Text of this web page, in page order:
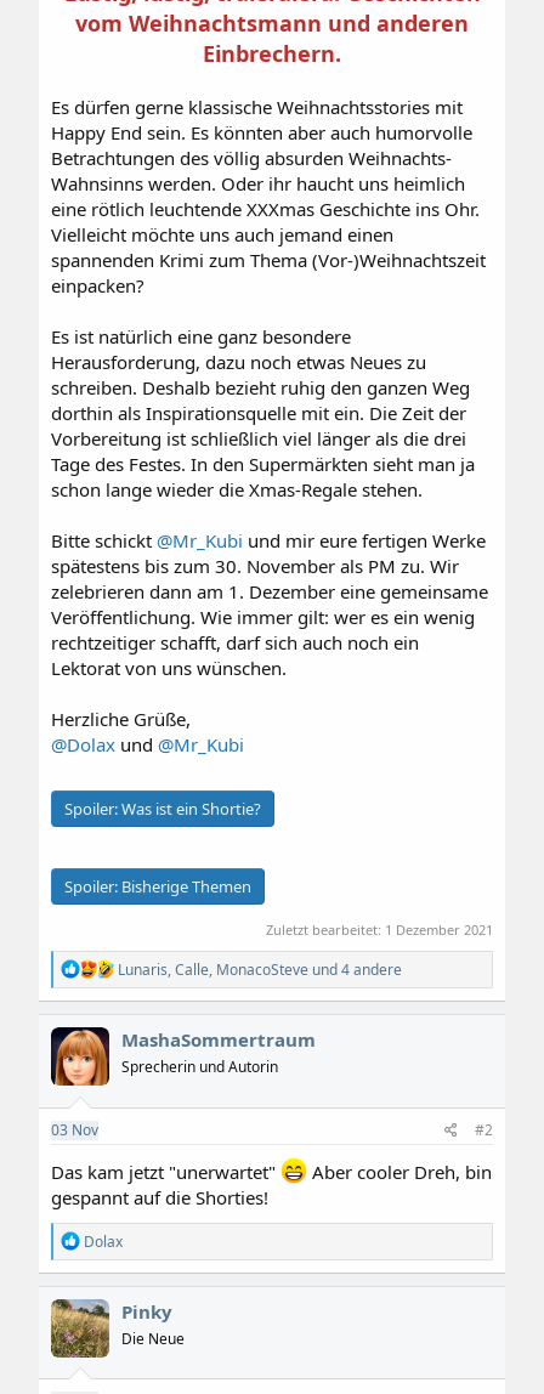
vom Weihnachtsmann und anderen
Einbrechern.
Es dürfen gerne klassische Weihnachtsstories mit
Happy End sein. Es könnten aber auch humorvolle
Betrachtungen des völlig absurden Weihnachts-
Wahnsinns werden. Oder ihr haucht uns heimlich
eine rötlich leuchtende XXXmas Geschichte ins Ohr.
Vielleicht möchte uns auch jemand einen
spannenden Krimi zum Thema (Vor-)Weihnachtszeit
einpacken?
Es ist natürlich eine ganz besondere
Herausforderung, dazu noch etwas Neues zu
schreiben. Deshalb bezieht ruhig den ganzen Weg
dorthin als Inspirationsquelle mit ein. Die Zeit der
Vorbereitung ist schließlich viel länger als die drei
Tage des Festes. In den Supermärkten sieht man ja
schon lange wieder die Xmas-Regale stehen.
Bitte schickt @Mr_Kubi und mir eure fertigen Werke
spätestens bis zum 30. November als PM zu. Wir
zelebrieren dann am 1. Dezember eine gemeinsame
Veröffentlichung. Wie immer gilt: wer es ein wenig
rechtzeitiger schafft, darf sich auch noch ein
Lektorat von uns wünschen.
Herzliche Grüße,
@Dolax und @Mr_Kubi
Spoiler:Was ist ein Shortie?
Spoiler: Bisherige Themen
Zuletzt bearbeitet: 1 Dezember 2021
R
e
a
n
Lunaris,Calle, MonacoSteve und 4 andere
MashaSommertraum
Sprecherin und Autorin
03 Nov #2
Das kam jetzt "unerwartet"
Aber cooler Dreh, bin
gespannt auf die Shorties!
R
e
a
k
t
i
o
n
Dolax
Pinky
Die Neue